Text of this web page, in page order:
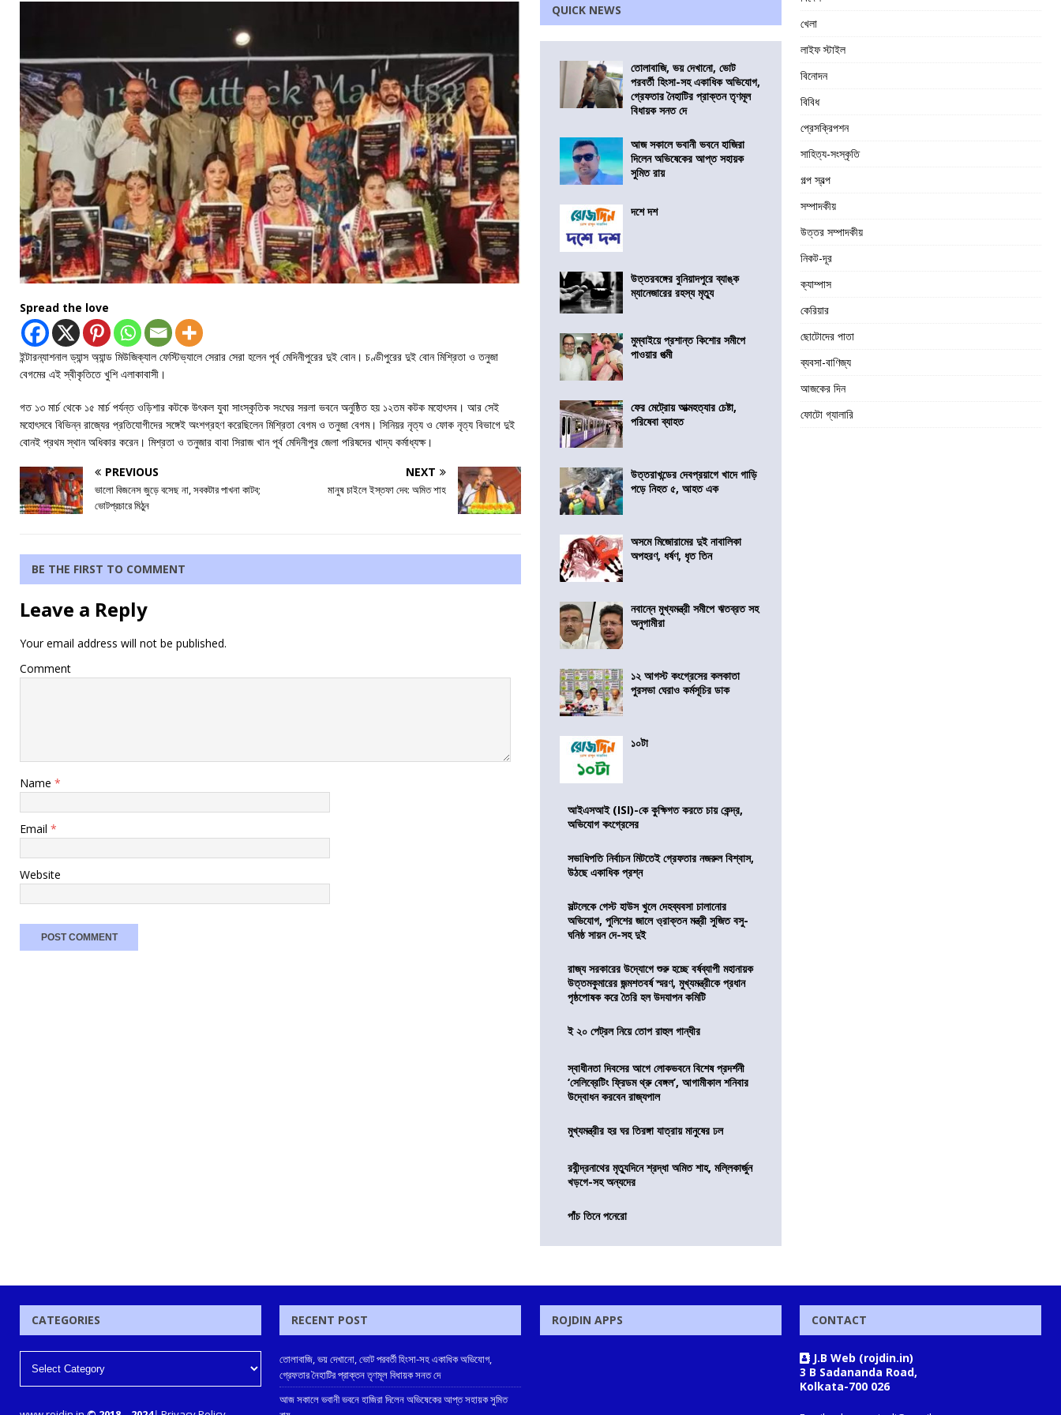
Spread the love
ইন্টারন্যাশনাল ড্যান্স অ্যান্ড মিউজিক্যাল ফেস্টিভ্যালে সেরার সেরা হলেন পূর্ব মেদিনীপুরের দুই বোন। চণ্ডীপুরের দুই বোন মিশ্রিতা ও তনুজা
বেগমের এই স্বীকৃতিতে খুশি এলাকাবাসী।
গত ১৩ মার্চ থেকে ১৫ মার্চ পর্যন্ত ওড়িশার কটকে উৎকল যুবা সাংস্কৃতিক সংঘের সরলা ভবনে অনুষ্ঠিত হয় ১২তম কটক মহোৎসব। আর সেই
মহোৎসবে বিভিন্ন রাজ্যের প্রতিযোগীদের সঙ্গেই অংশগ্রহণ করেছিলেন মিশ্রিতা বেগম ও তনুজা বেগম। সিনিয়র নৃত্য ও ফোক নৃত্য বিভাগে দুই
বোনই প্রথম স্থান অধিকার করেন। মিশ্রতা ও তনুজার বাবা সিরাজ খান পূর্ব মেদিনীপুর জেলা পরিষদের খাদ্য কর্মাধ্যক্ষ।
PREVIOUS
ভালো বিজনেস জুড়ে বসেছ না, সবকটার পাখনা কাটব;
ভোটপ্রচারে মিঠুন
NEXT
মানুষ চাইলে ইস্তফা দেব: অমিত শাহ
BE THE FIRST TO COMMENT
Leave a Reply
Your email address will not be published.
Comment
Name *
Email *
Website
QUICK NEWS
তোলাবাজি, ভয় দেখানো, ভোট
পরবর্তী হিংসা-সহ একাধিক অভিযোগ,
গ্রেফতার নৈহাটির প্রাক্তন তৃণমূল
বিধায়ক সনত দে
আজ সকালে ভবানী ভবনে হাজিরা
দিলেন অভিষেকের আপ্ত সহায়ক
সুমিত রায়
দশে দশ
উত্তরবঙ্গের বুনিয়াদপুরে ব্যাঙ্ক
ম্যানেজারের রহস্য মৃত্যু
মুম্বাইয়ে প্রশান্ত কিশোর সমীপে
পাওয়ার পত্মী
ফের মেট্রোয় আত্মহত্যার চেষ্টা,
পরিষেবা ব্যাহত
উত্তরাখন্ডের দেবপ্রয়াগে খাদে গাড়ি
পড়ে নিহত ৫, আহত এক
অসমে মিজোরামের দুই নাবালিকা
অপহরণ, ধর্ষণ, ধৃত তিন
নবান্নে মুখ্যমন্ত্রী সমীপে ঋতব্রত সহ
অনুগামীরা
১২ আগস্ট কংগ্রেসের কলকাতা
পুরসভা ঘেরাও কর্মসূচির ডাক
১০টা
আইএসআই (ISI)-কে কুক্ষিগত করতে চায় কেন্দ্র,
অভিযোগ কংগ্রেসের
সভাধিপতি নির্বাচন মিটতেই গ্রেফতার নজরুল বিশ্বাস,
উঠছে একাধিক প্রশ্ন
সল্টলেকে গেস্ট হাউস খুলে দেহব্যবসা চালানোর
অভিযোগ, পুলিশের জালে ও্রাক্তন মন্ত্রী সুজিত বসু-
ঘনিষ্ঠ সায়ন দে-সহ দুই
রাজ্য সরকারের উদ্যোগে শুরু হচ্ছে বর্ষব্যাপী মহানায়ক
উত্তমকুমারের জন্মশতবর্ষ স্মরণ, মুখ্যমন্ত্রীকে প্রধান
পৃষ্ঠপোষক করে তৈরি হল উদযাপন কমিটি
ই ২০ পেট্রল নিয়ে তোপ রাহুল গান্ধীর
স্বাধীনতা দিবসের আগে লোকভবনে বিশেষ প্রদর্শনী
‘সেলিব্রেটিং ফ্রিডম থ্রু বেঙ্গল’, আগামীকাল শনিবার
উদ্বোধন করবেন রাজ্যপাল
মুখ্যমন্ত্রীর হর ঘর তিরঙ্গা যাত্রায় মানুষের ঢল
রবীন্দ্রনাথের মৃত্যুদিনে শ্রদ্ধা অমিত শাহ, মল্লিকার্জুন
খড়গে-সহ অন্যদের
পাঁচ তিনে পনেরো
খেলা
লাইফ স্টাইল
বিনোদন
বিবিধ
প্রেসক্রিপশন
সাহিত্য-সংস্কৃতি
গল্প স্বল্প
সম্পাদকীয়
উত্তর সম্পাদকীয়
নিকট-দূর
ক্যাম্পাস
কেরিয়ার
ছোটোদের পাতা
ব্যবসা-বাণিজ্য
আজকের দিন
ফোটো গ্যালারি
CATEGORIES RECENT POST
তোলাবাজি, ভয় দেখানো, ভোট পরবর্তী হিংসা-সহ একাধিক অভিযোগ,
গ্রেফতার নৈহাটির প্রাক্তন তৃণমূল বিধায়ক সনত দে
আজ সকালে ভবানী ভবনে হাজিরা দিলেন অভিষেকের আপ্ত সহায়ক সুমিত
ROJDIN APPS CONTACT
J.B Web (rojdin.in)
3 B Sadananda Road,
Kolkata-700 026